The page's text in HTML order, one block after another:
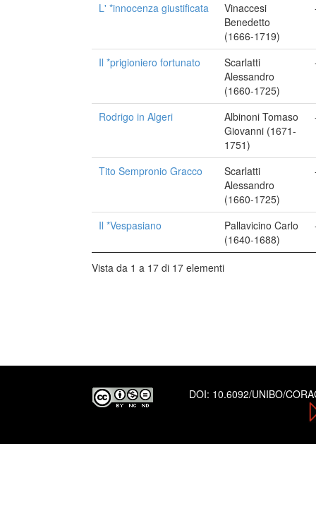
L' *innocenza giustificata
Vinaccesi
Benedetto
(1666-1719)
Il *prigioniero fortunato
Scarlatti
Alessandro
(1660-1725)
Rodrigo in Algeri
Albinoni Tomaso
Giovanni (1671-
1751)
Tito Sempronio Gracco
Scarlatti
Alessandro
(1660-1725)
Il *Vespasiano
Pallavicino Carlo
(1640-1688)
Vista da 1 a 17 di 17 elementi
DOI: 10.6092/UNIBO/